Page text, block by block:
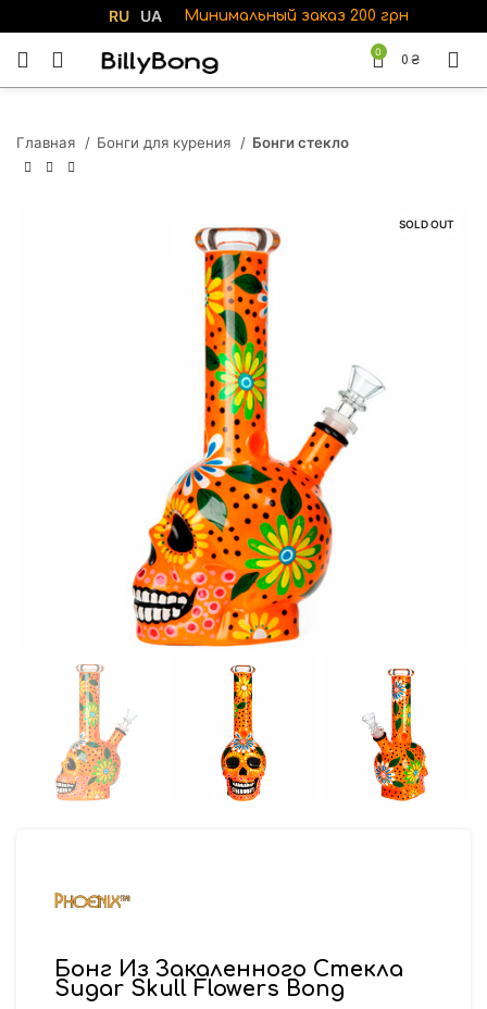
RU UA Минимальный заказ 200 грн
0
0 ₴
Главная Бонги для курения Бонги стекло
SOLD OUT
Бонг Из Закаленного Стекла
Sugar Skull Flowers Bong